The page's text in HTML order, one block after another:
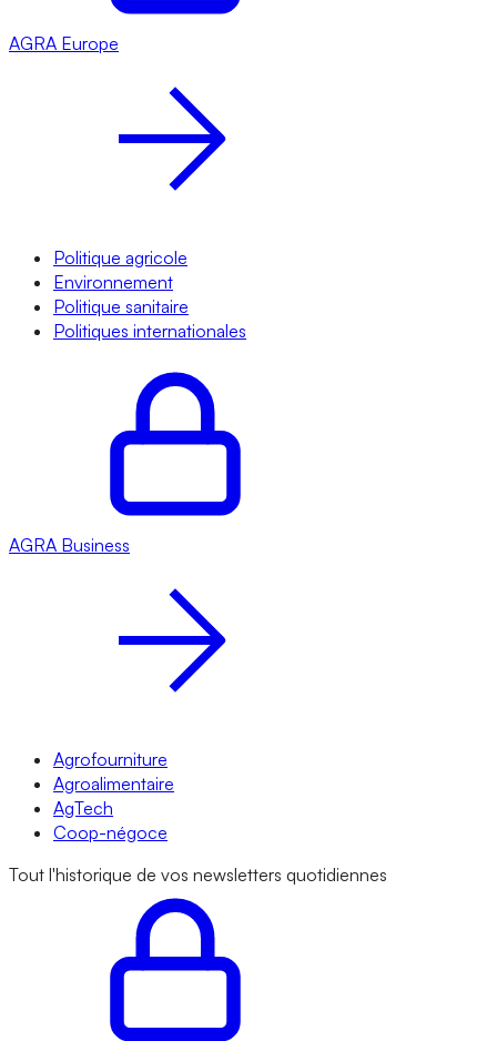
AGRA Europe
Politique agricole
Environnement
Politique sanitaire
Politiques internationales
AGRA Business
Agrofourniture
Agroalimentaire
AgTech
Coop-négoce
Tout l'historique de vos newsletters quotidiennes